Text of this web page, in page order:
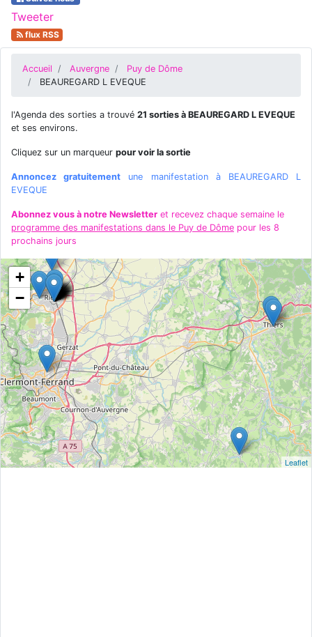
Tweeter
flux RSS
Accueil Auvergne
Puy de Dôme
BEAUREGARD L EVEQUE
l'Agenda des sorties a trouvé 21 sorties à BEAUREGARD L EVEQUE
et ses environs.
Cliquez sur un marqueur pour voir la sortie
Annoncez gratuitement une manifestation à BEAUREGARD L
EVEQUE
Abonnez vous à notre Newsletter et recevez chaque semaine le
programme des manifestations dans le Puy de Dôme pour les 8
prochains jours
+
−
Leaflet